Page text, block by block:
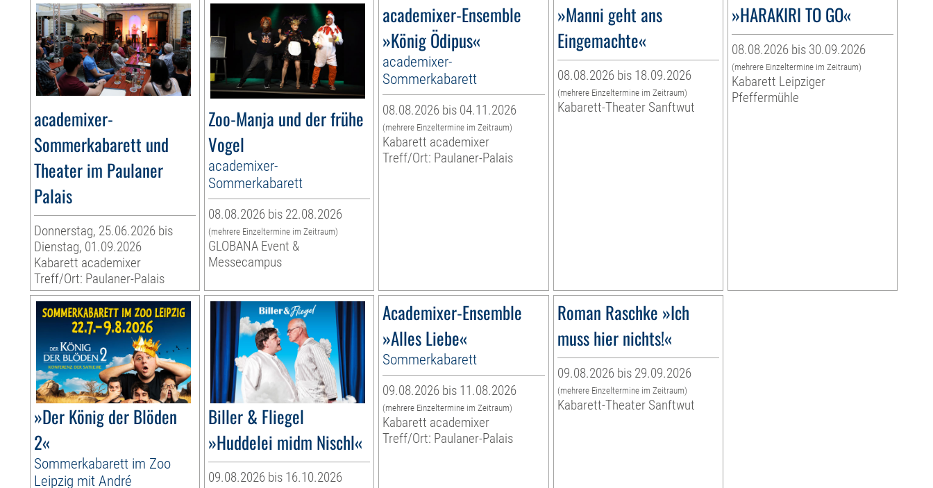
academixer-
Sommerkabarett und
Theater im Paulaner
Palais
Donnerstag, 25.06.2026 bis
Dienstag, 01.09.2026
Kabarett academixer
Treff/Ort: Paulaner-Palais
Zoo-Manja und der frühe
Vogel
academixer-
Sommerkabarett
08.08.2026 bis 22.08.2026
(mehrere Einzeltermine im Zeitraum)
GLOBANA Event &
Messecampus
academixer-Ensemble
»König Ödipus«
academixer-
Sommerkabarett
08.08.2026 bis 04.11.2026
(mehrere Einzeltermine im Zeitraum)
Kabarett academixer
Treff/Ort: Paulaner-Palais
»Manni geht ans
Eingemachte«
08.08.2026 bis 18.09.2026
(mehrere Einzeltermine im Zeitraum)
Kabarett-Theater Sanftwut
»HARAKIRI TO GO«
08.08.2026 bis 30.09.2026
(mehrere Einzeltermine im Zeitraum)
Kabarett Leipziger
Pfeffermühle
»Der König der Blöden
2«
Sommerkabarett im Zoo
Leipzig mit André
Biller & Fliegel
»Huddelei midm Nischl«
09.08.2026 bis 16.10.2026
Academixer-Ensemble
»Alles Liebe«
Sommerkabarett
09.08.2026 bis 11.08.2026
(mehrere Einzeltermine im Zeitraum)
Kabarett academixer
Treff/Ort: Paulaner-Palais
Roman Raschke »Ich
muss hier nichts!«
09.08.2026 bis 29.09.2026
(mehrere Einzeltermine im Zeitraum)
Kabarett-Theater Sanftwut